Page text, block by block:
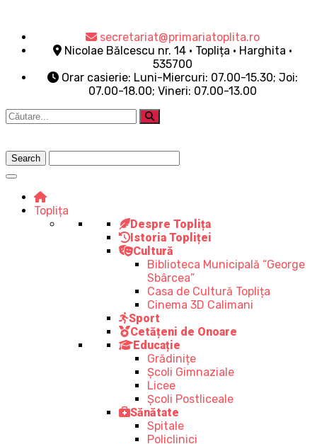
secretariat@primariatoplita.ro
Nicolae Bălcescu nr. 14 • Toplița • Harghita •
535700
Orar casierie: Luni-Miercuri: 07.00-15.30; Joi:
07.00-18.00; Vineri: 07.00-13.00
Toplița
Despre Toplița
Istoria Topliței
Cultură
Biblioteca Municipală “George
Sbârcea”
Casa de Cultură Toplița
Cinema 3D Calimani
Sport
Cetățeni de Onoare
Educație
Grădinițe
Școli Gimnaziale
Licee
Școli Postliceale
Sănătate
Spitale
Policlinici